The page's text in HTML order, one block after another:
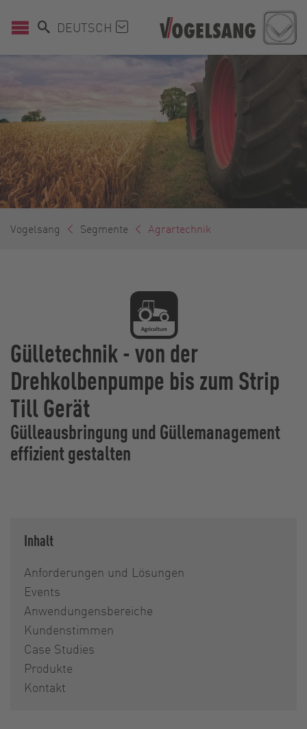
DEUTSCH
Vogelsang Segmente Agrartechnik
Gülletechnik - von der
Drehkolbenpumpe bis zum Strip
Till Gerät
Gülleausbringung und Güllemanagement
effizient gestalten
Inhalt
Anforderungen und Lösungen
Events
Anwendungensbereiche
Kundenstimmen
Case Studies
Produkte
Kontakt